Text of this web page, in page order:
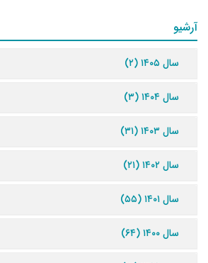
آرشیو
سال ۱۴۰۵ (۲)
سال ۱۴۰۴ (۳)
سال ۱۴۰۳ (۳۱)
سال ۱۴۰۲ (۲۱)
سال ۱۴۰۱ (۵۵)
سال ۱۴۰۰ (۶۴)